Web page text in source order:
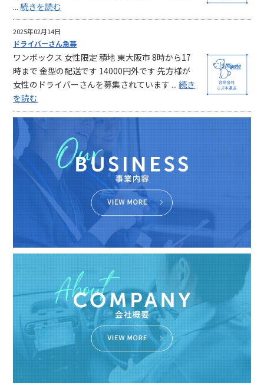
...続きを読む
2025年02月14日
ドライバーさん急募
ワンボックス 女性限定 積地 東大阪市 8時から17
時まで 金型の配送です 14000円外です 先方様が
女性のドライバーさんを募集されています ...続き
を読む